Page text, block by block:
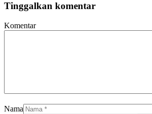
Tinggalkan komentar
Komentar
Nama